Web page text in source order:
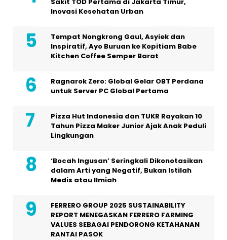
Sakit TOD Pertama di Jakarta Timur,
Inovasi Kesehatan Urban
Tempat Nongkrong Gaul, Asyiek dan
Inspiratif, Ayo Buruan ke Kopitiam Babe
Kitchen Coffee Semper Barat
Ragnarok Zero: Global Gelar OBT Perdana
untuk Server PC Global Pertama
Pizza Hut Indonesia dan TUKR Rayakan 10
Tahun Pizza Maker Junior Ajak Anak Peduli
Lingkungan
‘Bocah Ingusan’ Seringkali Dikonotasikan
dalam Arti yang Negatif, Bukan Istilah
Medis atau Ilmiah
FERRERO GROUP 2025 SUSTAINABILITY
REPORT MENEGASKAN FERRERO FARMING
VALUES SEBAGAI PENDORONG KETAHANAN
RANTAI PASOK